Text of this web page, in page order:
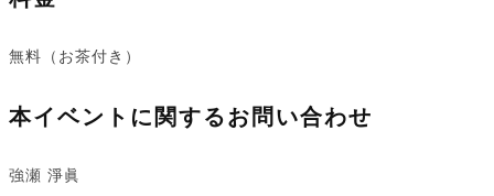
無料（お茶付き）
本イベントに関するお問い合わせ
強瀬 淨眞